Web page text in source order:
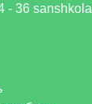
- 36